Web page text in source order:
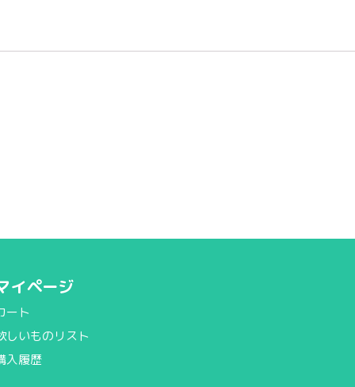
イページ
ート
しいものリスト
入履歴